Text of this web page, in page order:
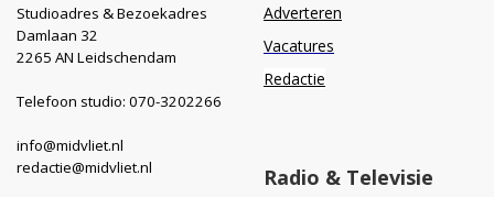
Studioadres & Bezoekadres
Damlaan 32
2265 AN Leidschendam
Telefoon studio: 070-3202266
info@midvliet.nl
redactie@midvliet.nl
Adverteren
Vacatures
Redactie
Radio & Televisie